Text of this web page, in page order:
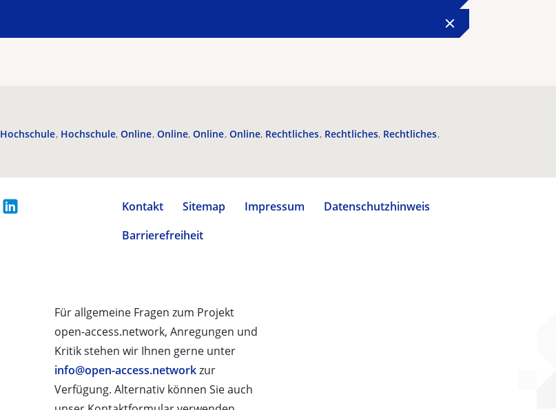
Hochschule Hochschule Online Online Online Online Rechtliches Rechtliches Rechtliches
Kontakt Sitemap Impressum
Datenschutzhinweis
Barrierefreiheit
Für allgemeine Fragen zum Projekt
open-access.network, Anregungen und
Kritik stehen wir Ihnen gerne unter
info@open-access.networkzur
Verfügung. Alternativ können Sie auch